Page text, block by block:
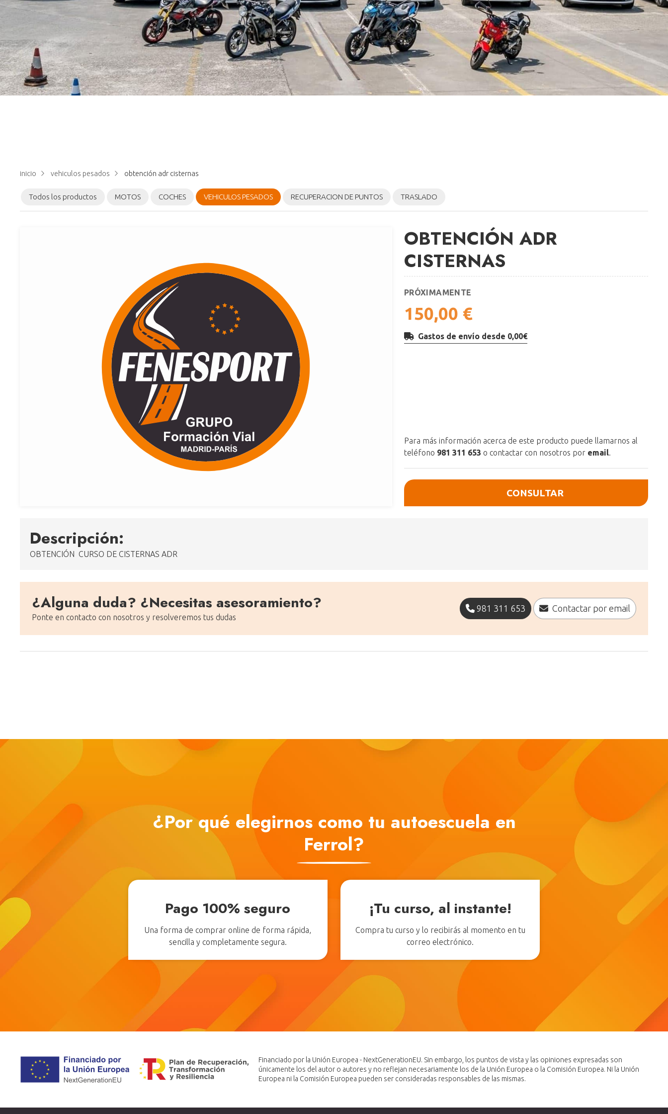
inicio vehiculos pesados obtención adr cisternas
Todos los productos MOTOS COCHES VEHICULOS PESADOS RECUPERACION DE PUNTOS TRASLADO
OBTENCIÓN ADR
CISTERNAS
PRÓXIMAMENTE
150,00 €
Gastos de envío desde 0,00€
Para más información acerca de este producto puede llamarnos al
teléfono 981 311 653 o contactar con nosotros por email.
CONSULTAR
Descripción:
OBTENCIÓN CURSO DE CISTERNAS ADR
¿Alguna duda? ¿Necesitas asesoramiento?
Ponte en contacto con nosotros y resolveremos tus dudas
981 311 653 Contactar por email
¿Por qué elegirnos como tu autoescuela en
Ferrol?
Pago 100% seguro
Una forma de comprar online de forma rápida,
sencilla y completamente segura.
¡Tu curso, al instante!
Compra tu curso y lo recibirás al momento en tu
correo electrónico.
Financiado por la Unión Europea - NextGenerationEU. Sin embargo, los puntos de vista y las opiniones expresadas son
únicamente los del autor o autores y no reflejan necesariamente los de la Unión Europea o la Comisión Europea. Ni la Unión
Europea ni la Comisión Europea pueden ser consideradas responsables de las mismas.